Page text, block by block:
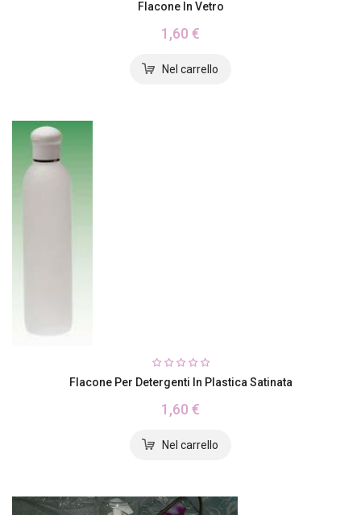
Flacone In Vetro
1,60 €
Flacone Per Detergenti In Plastica Satinata
1,60 €